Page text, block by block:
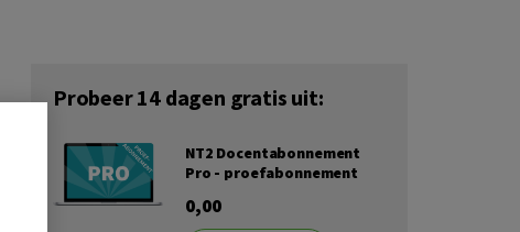
Probeer 14 dagen gratis uit:
NT2 Docentabonnement
Pro - proefabonnement
0,00